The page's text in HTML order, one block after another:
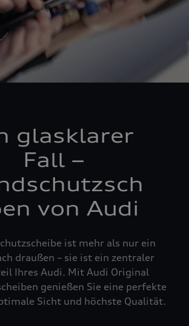
glasklarer
Fall –
von Audi
ist mehr als nur ein
draußen – sie ist ein zentraler
Ihres Audi. Mit Audi Original
genießen Sie eine perfekte
Sicht und höchste Qualität.